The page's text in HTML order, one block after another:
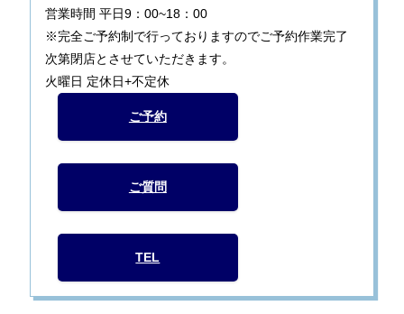
営業時間 平日9：00~18：00
※完全ご予約制で行っておりますのでご予約作業完了
次第閉店とさせていただきます。
火曜日 定休日+不定休
ご予約
ご質問
TEL